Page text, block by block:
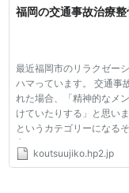
福岡の交通事故治療
最近福岡市のリラクゼー
ハマっています。 交通事
れた場合、「精神的なメ
けていたりする」と思い
というカテゴリーになる
市のリラクゼーションマ
ー」を参考にされるとよ
koutsuujiko.hp2.jp